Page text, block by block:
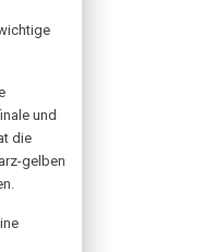
und
die
gelben